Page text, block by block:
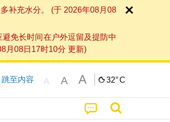
补充水分。 (于 2026年08月08
免长时间在户外逗留及提防中
月08日17时10分 更新)
跳至内容 A A A 32°C